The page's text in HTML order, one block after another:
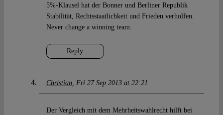
Reply
5%-Klausel hat der Bonner und Berliner Republik
Stabilität, Rechtsstaatlichkeit und Frieden verholfen.
Never change a winning team.
Christian Fri 27 Sep 2013 at 22:21
Der Vergleich mit dem Mehrheitswahlrecht hilft bei